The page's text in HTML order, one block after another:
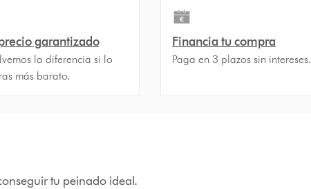
garantizado
la diferencia si lo
más barato.
Financia tu compra
Paga en 3 plazos sin intereses.
tu peinado ideal.